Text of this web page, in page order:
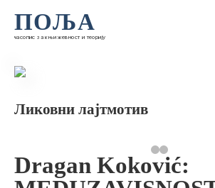
ПОЉА
часопис за књижевност и теорију
Ликовни лајтмотив
Dragan Koković: